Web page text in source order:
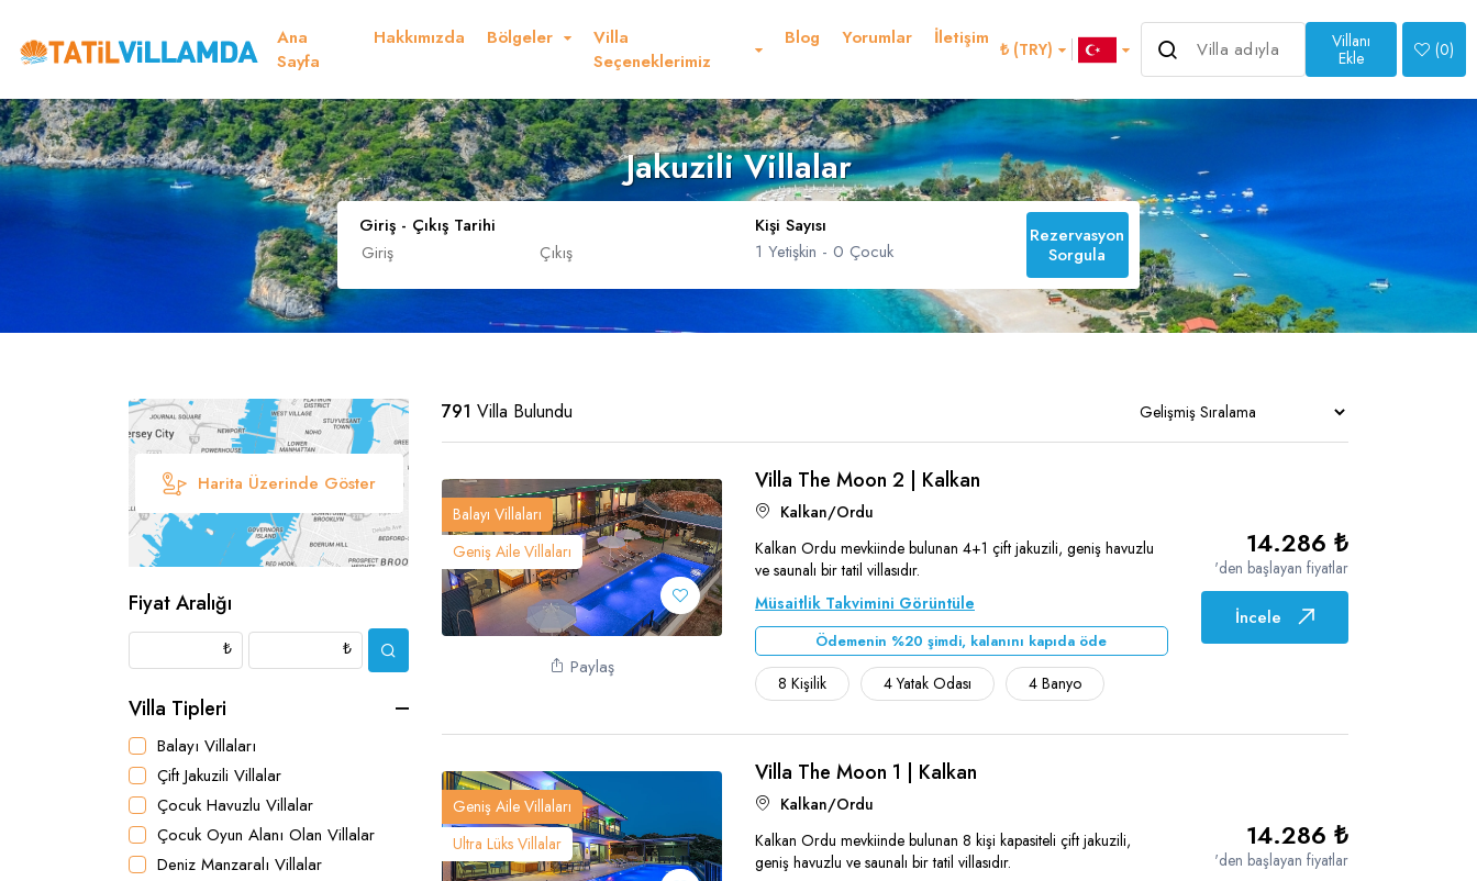
Ana
Sayfa
Hakkımızda Bölgeler
Villa
Seçeneklerimiz
Blog Yorumlar İletişim ₺ (TRY)
Villanı
Ekle
(0)
Jakuzili Villalar
Giriş - Çıkış Tarihi
Kişi Sayısı
1 Yetişkin - 0 Çocuk
Çocuk 0
Rezervasyon
Sorgula
Harita Üzerinde Göster
Fiyat Aralığı
₺ ₺
Villa Tipleri
Balayı Villaları
Çift Jakuzili Villalar
Çocuk Havuzlu Villalar
Çocuk Oyun Alanı Olan Villalar
Deniz Manzaralı Villalar
791 Villa Bulundu
Balayı Villaları
Geniş Aile Villaları
Paylaş
Teşekkür Ederiz
Villa The Moon 2 | Kalkan
Kalkan/Ordu
Kalkan Ordu mevkiinde bulunan 4+1 çift jakuzili, geniş havuzlu
ve saunalı bir tatil villasıdır.
Müsaitlik Takvimini Görüntüle
Ödemenin %20 şimdi, kalanını kapıda öde
8 Kişilik 4 Yatak Odası 4 Banyo
14.286 ₺
'den başlayan fiyatlar
İncele
Geniş Aile Villaları
Ultra Lüks VillalarTeşekkür Ederiz
Villa The Moon 1 | Kalkan
Kalkan/Ordu
Kalkan Ordu mevkiinde bulunan 8 kişi kapasiteli çift jakuzili,
geniş havuzlu ve saunalı bir tatil villasıdır.
14.286 ₺
'den başlayan fiyatlar
Dil Seçiniz
Türkçe English French German Italian
Russian Spanish
Kur Seçiniz
Türk Lirası
- TL EUR- € USD- $ GBP- £
Favorilerim
Müsaitlik Takvimi
Müsaitlik Takvimi >